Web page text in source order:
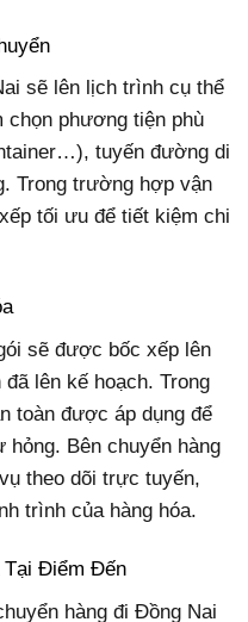
sẽ lên lịch trình cụ thể
chọn phương tiện phù
tuyến đường di
Trong trường hợp vận
tối ưu để tiết kiệm chi
sẽ được bốc xếp lên
lên kế hoạch. Trong
toàn được áp dụng để
hỏng. Bên chuyển hàng
theo dõi trực tuyến,
trình của hàng hóa.
Tại Điểm Đến
hàng đi Đồng Nai